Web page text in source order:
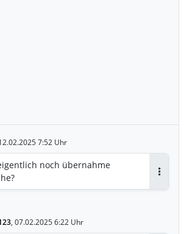
7:52 Uhr
noch übernahme
, 07.02.2025 6:22 Uhr